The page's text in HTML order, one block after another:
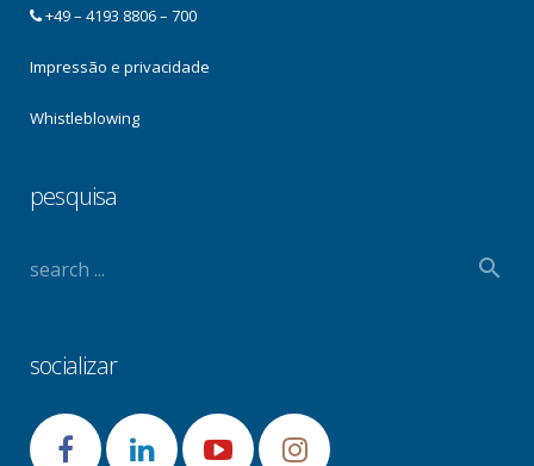
+49 – 4193 8806 – 700
Impressão e privacidade
Whistleblowing
pesquisa
socializar